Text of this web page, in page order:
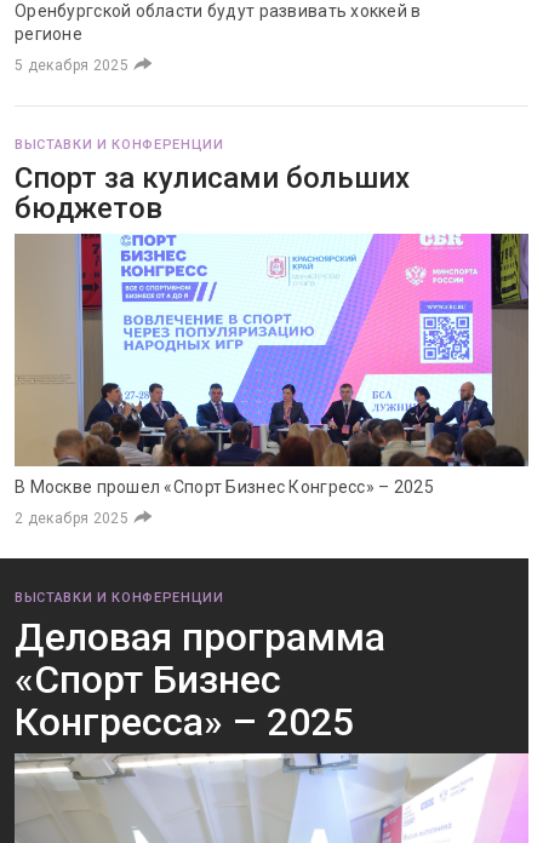
Оренбургской области будут развивать хоккей в
регионе
5 декабря 2025
ВЫСТАВКИ И КОНФЕРЕНЦИИ
Спорт за кулисами больших
бюджетов
В Москве прошел «Спорт Бизнес Конгресс» – 2025
2 декабря 2025
ВЫСТАВКИ И КОНФЕРЕНЦИИ
Деловая программа
«Спорт Бизнес
Конгресса» – 2025